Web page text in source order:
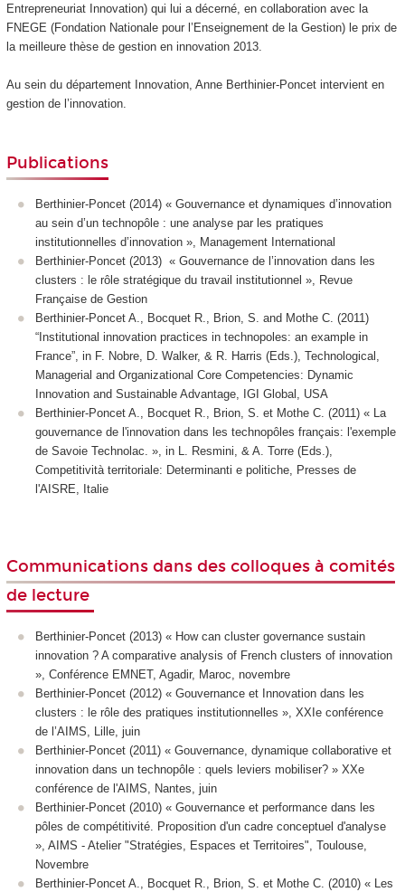
Entrepreneuriat Innovation) qui lui a décerné, en collaboration avec la
FNEGE (Fondation Nationale pour l’Enseignement de la Gestion) le prix de
la meilleure thèse de gestion en innovation 2013.
Au sein du département Innovation, Anne Berthinier-Poncet intervient en
gestion de l’innovation.
Publications
Berthinier-Poncet (2014) « Gouvernance et dynamiques d’innovation
au sein d’un technopôle : une analyse par les pratiques
institutionnelles d’innovation », Management International
Berthinier-Poncet (2013) « Gouvernance de l’innovation dans les
clusters : le rôle stratégique du travail institutionnel », Revue
Française de Gestion
Berthinier-Poncet A., Bocquet R., Brion, S. and Mothe C. (2011)
“Institutional innovation practices in technopoles: an example in
France”, in F. Nobre, D. Walker, & R. Harris (Eds.), Technological,
Managerial and Organizational Core Competencies: Dynamic
Innovation and Sustainable Advantage, IGI Global, USA
Berthinier-Poncet A., Bocquet R., Brion, S. et Mothe C. (2011) « La
gouvernance de l'innovation dans les technopôles français: l'exemple
de Savoie Technolac. », in L. Resmini, & A. Torre (Eds.),
Competitività territoriale: Determinanti e politiche, Presses de
l'AISRE, Italie
Communications dans des colloques à comités
de lecture
Berthinier-Poncet (2013) « How can cluster governance sustain
innovation ? A comparative analysis of French clusters of innovation
», Conférence EMNET, Agadir, Maroc, novembre
Berthinier-Poncet (2012) « Gouvernance et Innovation dans les
clusters : le rôle des pratiques institutionnelles », XXIe conférence
de l’AIMS, Lille, juin
Berthinier-Poncet (2011) « Gouvernance, dynamique collaborative et
innovation dans un technopôle : quels leviers mobiliser? » XXe
conférence de l'AIMS, Nantes, juin
Berthinier-Poncet (2010) « Gouvernance et performance dans les
pôles de compétitivité. Proposition d'un cadre conceptuel d'analyse
», AIMS - Atelier "Stratégies, Espaces et Territoires", Toulouse,
Novembre
Berthinier-Poncet A., Bocquet R., Brion, S. et Mothe C. (2010) « Les